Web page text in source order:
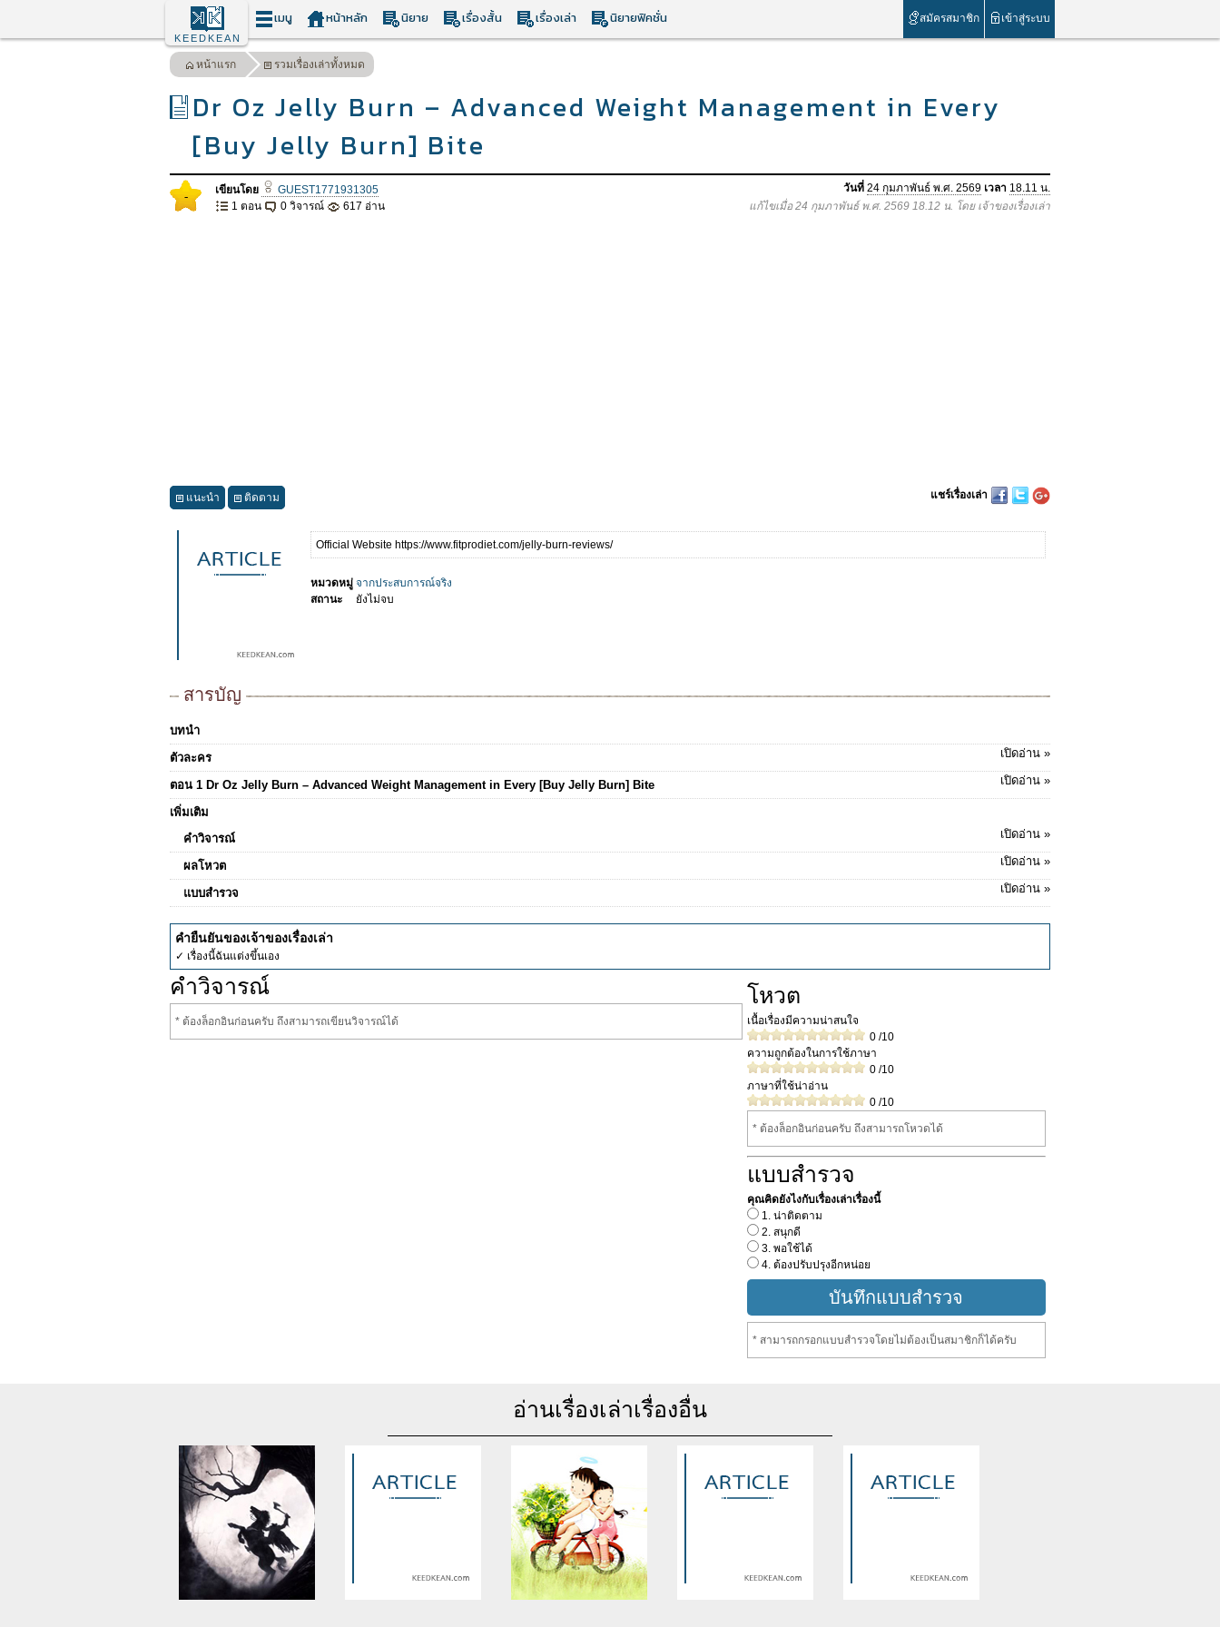
KEEDKEAN
เมนู หน้าหลัก นิยาย เรื่องสั้น เรื่องเล่า นิยายฟิคชั่น สมัครสมาชิก เข้าสู่ระบบ
หน้าแรก รวมเรื่องเล่าทั้งหมด
Dr Oz Jelly Burn – Advanced Weight Management in Every
[Buy Jelly Burn] Bite
- เขียนโดย GUEST1771931305 วันที่ 24 กุมภาพันธ์ พ.ศ. 2569 เวลา 18.11 น.
1 ตอน
0 วิจารณ์ 617 อ่าน แก้ไขเมื่อ 24 กุมภาพันธ์ พ.ศ. 2569 18.12 น. โดย เจ้าของเรื่องเล่า
แนะนำ ติดตาม แชร์เรื่องเล่า
Official Website https://www.fitprodiet.com/jelly-burn-reviews/
หมวดหมู่ จากประสบการณ์จริง
สถานะ
ยังไม่จบ
สารบัญ
บทนำ
ตัวละคร
เปิดอ่าน »
ตอน 1 Dr Oz Jelly Burn – Advanced Weight Management in Every [Buy Jelly Burn] Bite เปิดอ่าน »
เพิ่มเติม
คำวิจารณ์
เปิดอ่าน »
ผลโหวต เปิดอ่าน »
แบบสำรวจ เปิดอ่าน »
คำยืนยันของเจ้าของเรื่องเล่า
✓ เรื่องนี้ฉันแต่งขึ้นเอง
คำวิจารณ์
* ต้องล็อกอินก่อนครับ ถึงสามารถเขียนวิจารณ์ได้
โหวต
เนื้อเรื่องมีความน่าสนใจ
0/10
ความถูกต้องในการใช้ภาษา
0/10
ภาษาที่ใช้น่าอ่าน
0/10
* ต้องล็อกอินก่อนครับ ถึงสามารถโหวดได้
แบบสำรวจ
คุณคิดยังไงกับเรื่องเล่าเรื่องนี้
1. น่าติดตาม
2. สนุกดี
3. พอใช้ได้
4. ต้องปรับปรุงอีกหน่อย
* สามารถกรอกแบบสำรวจโดยไม่ต้องเป็นสมาชิกก็ได้ครับ
อ่านเรื่องเล่าเรื่องอื่น